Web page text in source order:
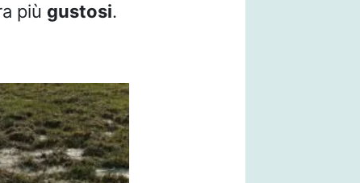
più gustosi.